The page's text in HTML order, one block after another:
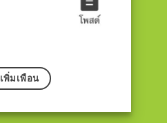
เพิ่มเพือน